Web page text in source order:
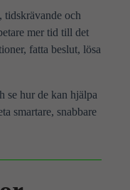
tidskrävande och
mer tid till det
fatta beslut, lösa
se hur de kan hjälpa
smartare, snabbare